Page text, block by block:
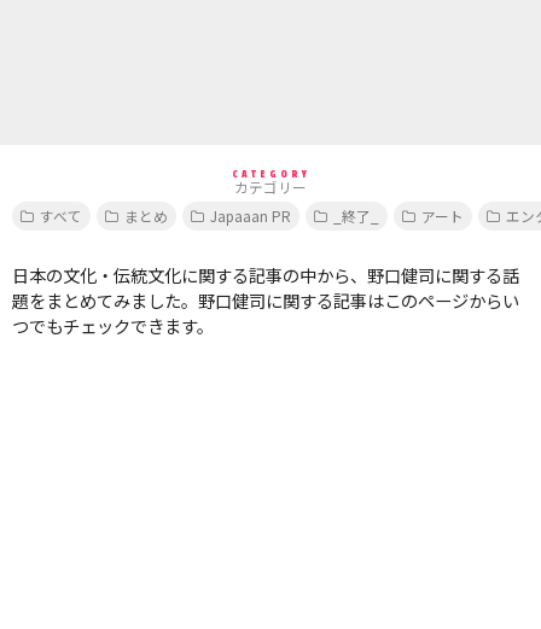
CATEGORY
カテゴリー
すべて
まとめ Japaaan PR _終了_ アート エン
日本の文化・伝統文化に関する記事の中から、野口健司に関する話
題をまとめてみました。野口健司に関する記事はこのページからい
つでもチェックできます。